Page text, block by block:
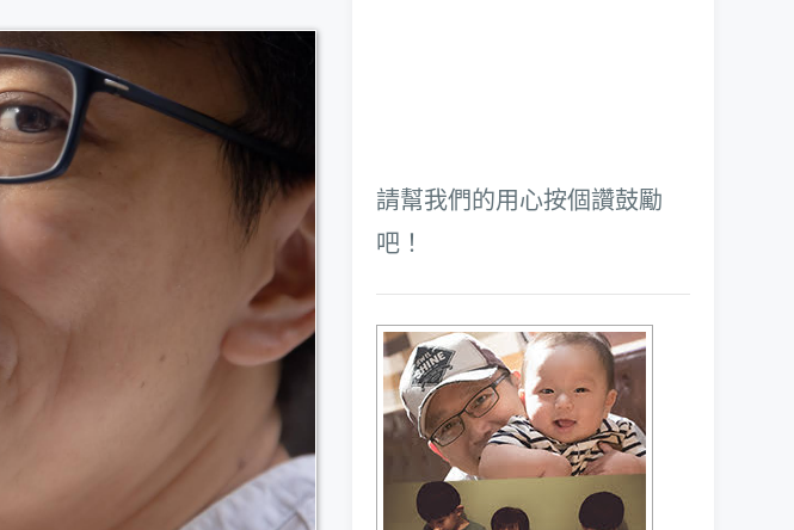
請幫我們的用心按個讚鼓勵
吧！